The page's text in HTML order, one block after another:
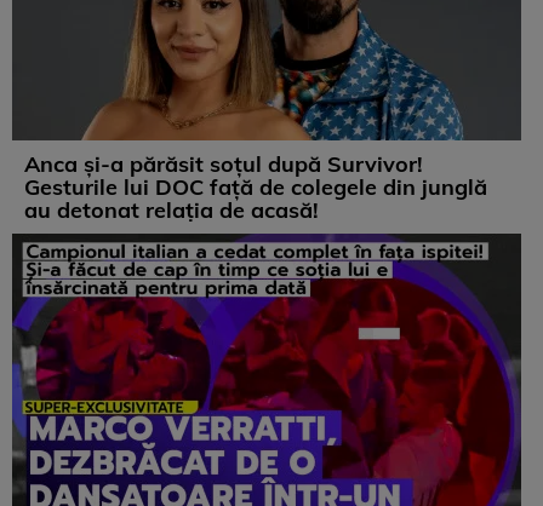
Anca și-a părăsit soțul după Survivor!
Gesturile lui DOC față de colegele din junglă
au detonat relația de acasă!